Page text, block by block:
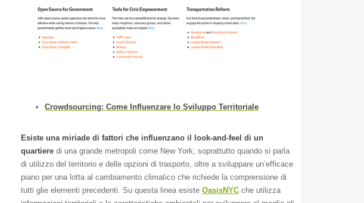
Crowdsourcing: Come Influenzare lo Sviluppo Territoriale
Esiste una miriade di fattori che influenzano il look-and-feel di un
quartiere di una grande metropoli come New York, soprattutto quando si parla
di utilizzo del territorio e delle opzioni di trasporto, oltre a sviluppare un’efficace
piano per una lotta al cambiamento climatico che richiede la comprensione di
tutti glie elementi precedenti. Su questa linea esiste OasisNYC che utilizza